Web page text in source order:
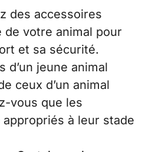
des accessoires
de votre animal pour
et sa sécurité.
d’un jeune animal
ceux d’un animal
vous que les
à leur stade